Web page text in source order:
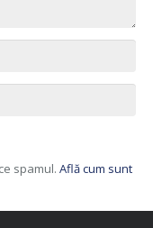
spamul. Află cum sunt